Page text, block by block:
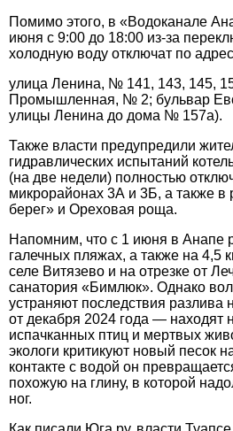
Помимо этого, в «Водоканале
июня с 9:00 до 18:00 из-за
холодную воду отключат по
улица Ленина, № 141, 143, 145,
Промышленная, № 2; бульвар
улицы Ленина до дома № 157а).
Также власти предупредили
гидравлических испытаний
(на две недели) полностью
микрорайонах 3А и 3Б, а также в
берег» и Ореховая роща.
Напомним, что с 1 июня в Анапе
галечных пляжах, а также на 4,5
селе Витязево и на отрезке от
санатория «Бимлюк». Однако
устраняют последствия
от декабря 2024 года — находят
испачканных птиц и мертвых
экологи критикуют новый песок
контакте с водой он
похожую на глину, в которой
ног.